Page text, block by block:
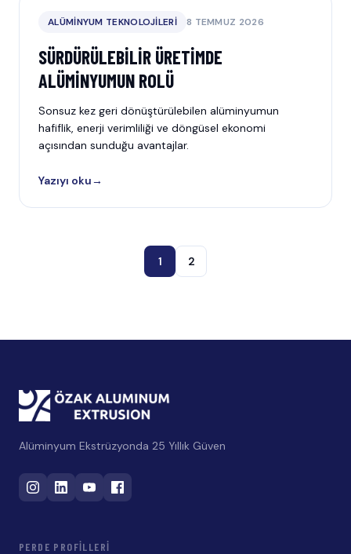
ALÜMINYUM TEKNOLOJILERI 8 TEMMUZ 2026
SÜRDÜRÜLEBILIR ÜRETIMDE
ALÜMINYUMUN ROLÜ
Sonsuz kez geri dönüştürülebilen alüminyumun
hafiflik, enerji verimliliği ve döngüsel ekonomi
açısından sunduğu avantajlar.
Yazıyı oku→
1 2
Alüminyum Ekstrüzyonda 25 Yıllık Güven
PERDE PROFILLERI